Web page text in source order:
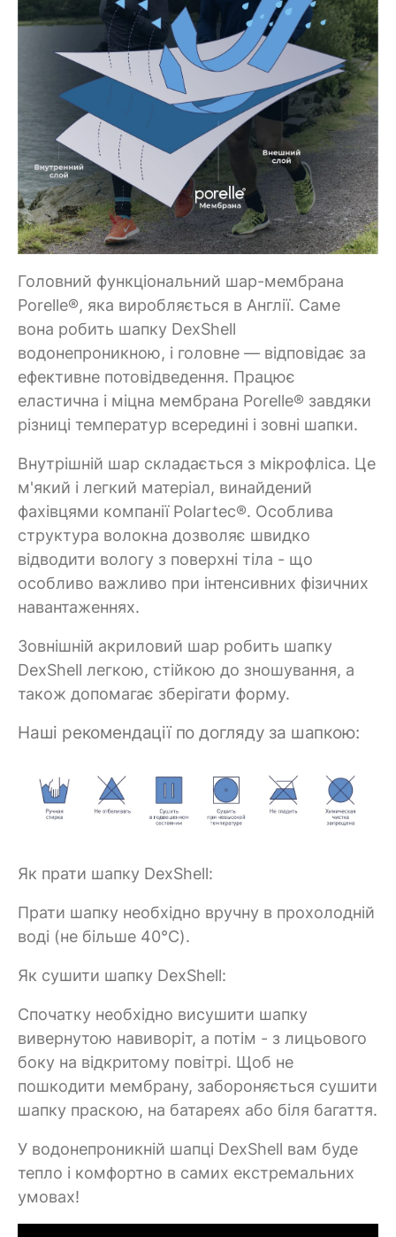
Головний функціональний шар-мембрана
Porelle®, яка виробляється в Англії. Саме
вона робить шапку DexShell
водонепроникною, і головне — відповідає за
ефективне потовідведення. Працює
еластична і міцна мембрана Porelle® завдяки
різниці температур всередині і зовні шапки.
Внутрішній шар складається з мікрофліса. Це
м'який і легкий матеріал, винайдений
фахівцями компанії Polartec®. Особлива
структура волокна дозволяє швидко
відводити вологу з поверхні тіла - що
особливо важливо при інтенсивних фізичних
навантаженнях.
Зовнішній акриловий шар робить шапку
DexShell легкою, стійкою до зношування, а
також допомагає зберігати форму.
Наші рекомендації по догляду за шапкою:
Як прати шапку DexShell:
Прати шапку необхідно вручну в прохолодній
воді (не більше 40°C).
Як сушити шапку DexShell:
Спочатку необхідно висушити шапку
вивернутою навиворіт, а потім - з лицьового
боку на відкритому повітрі. Щоб не
пошкодити мембрану, забороняється сушити
шапку праскою, на батареях або біля багаття.
У водонепроникній шапці DexShell вам буде
тепло і комфортно в самих екстремальних
умовах!